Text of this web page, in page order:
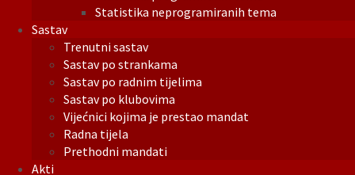
Statistika neprogramiranih tema
Sastav
Trenutni sastav
Sastav po strankama
Sastav po radnim tijelima
Sastav po klubovima
Vijećnici kojima je prestao mandat
Radna tijela
Prethodni mandati
Akti